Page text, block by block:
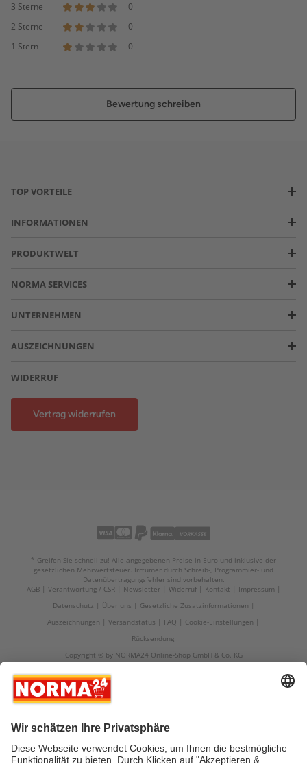
3 Sterne
0
2 Sterne
0
1 Stern
0
Bewertung schreiben
TOP VORTEILE
INFORMATIONEN
PRODUKTWELT
NORMA SERVICES
UNTERNEHMEN
AUSZEICHNUNGEN
WIDERRUF
Vertrag widerrufen
* Greifen Sie schnell zu! Alle angegebenen Preise in Euro und inklusive der
gesetzlichen Mehrwertsteuer. Irrtümer durch Schreib-, Programmier- und
Datenübertragungsfehler sind vorbehalten.
AGB
Verantwortung / CSR Newsletter Widerruf Kontakt
Impressum
Datenschutz
Über uns
Gesetzliche Zusatzinformationen
Auszeichnungen
Versandstatus FAQ
Cookie-Einstellungen
Rücksendung
Copyright © by NORMA24 Online-Shop GmbH & Co. KG